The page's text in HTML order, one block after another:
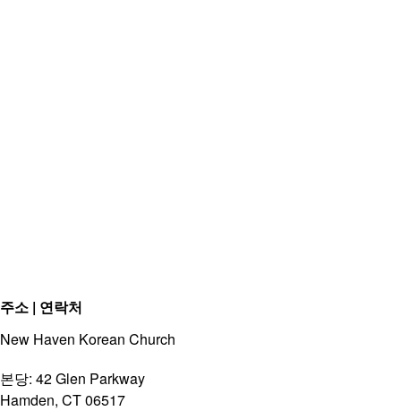
주소 | 연락처
New Haven Korean Church
본당: 42 Glen Parkway
Hamden, CT 06517